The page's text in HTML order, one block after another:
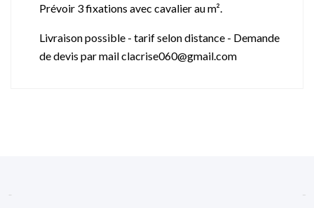
Prévoir 3 fixations avec cavalier au m².
Livraison possible - tarif selon distance - Demande
de devis par mail clacrise060@gmail.com
 